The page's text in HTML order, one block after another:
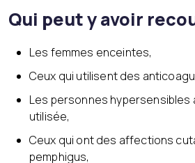
Qui peut y avoir
Les femmes enceintes,
Ceux qui utilisent des
Les personnes hypersensibles
utilisée,
Ceux qui ont des affections
pemphigus,